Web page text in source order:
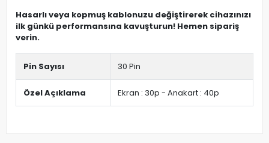
Hasarlı veya kopmuş kablonuzu değiştirerek cihazınızı
ilk günkü performansına kavuşturun! Hemen sipariş
verin.
Pin Sayısı 30 Pin
Özel Açıklama Ekran : 30p - Anakart : 40p